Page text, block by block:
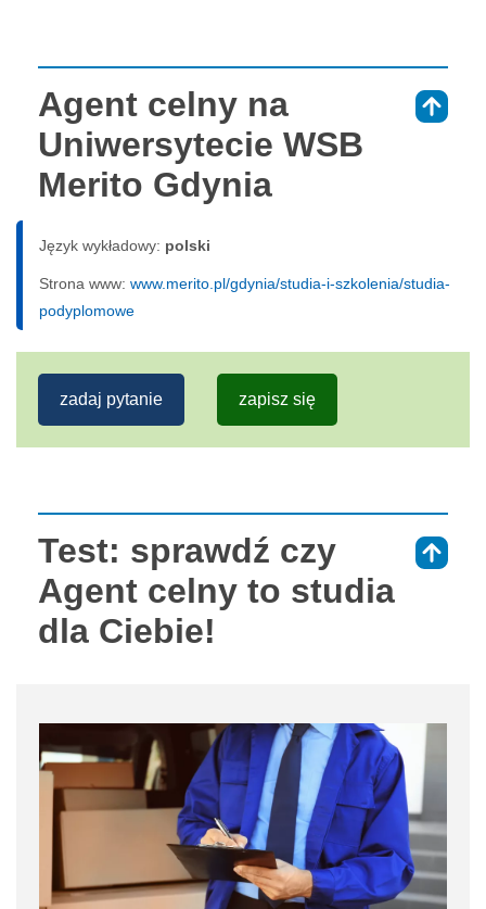
Agent celny na
Uniwersytecie WSB
Merito Gdynia
Język wykładowy: polski
Strona www: www.merito.pl/gdynia/studia-i-szkolenia/studia-
podyplomowe
zadaj pytanie zapisz się
Test: sprawdź czy
Agent celny to studia
dla Ciebie!